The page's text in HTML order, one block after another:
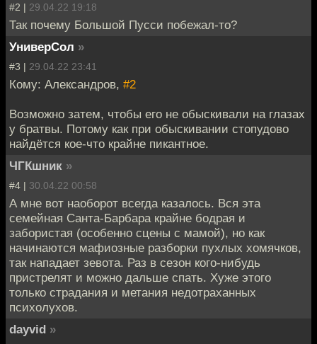
#2 | 29.04.22 19:18
Так почему Большой Пусси побежал-то?
УниверСол »
#3 | 29.04.22 23:41
Кому: Александров, #2
Возможно затем, чтобы его не обыскивали на глазах
у братвы. Потому как при обыскивании стопудово
найдётся кое-что крайне пикантное.
ЧГКшник »
#4 | 30.04.22 00:58
А мне вот наоборот всегда казалось. Вся эта
семейная Санта-Барбара крайне бодрая и
забористая (особенно сцены с мамой), но как
начинаются мафиозные разборки пухлых хомячков,
так нападает зевота. Раз в сезон кого-нибудь
пристрелят и можно дальше спать. Хуже этого
только страдания и метания недотраханных
психолухов.
dayvid »